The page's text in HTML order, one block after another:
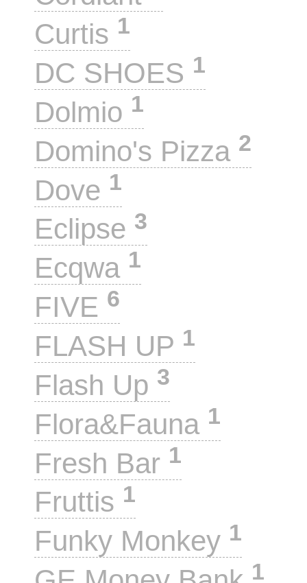
Curtis 1
DC SHOES 1
Dolmio 1
Domino's Pizza 2
Dove 1
Eclipse 3
Ecqwa 1
FIVE 6
FLASH UP 1
Flash Up 3
Flora&Fauna 1
Fresh Bar 1
Fruttis 1
Funky Monkey 1
1